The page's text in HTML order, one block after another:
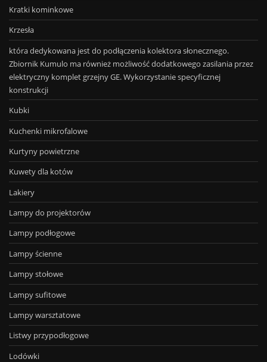
Kratki kominkowe
Krzesła
która dedykowana jest do podłączenia kolektora słonecznego.
Zbiornik Kumulo ma również możliwość dodatkowego zasilania przez
elektryczny komplet grzejny GE. Wykorzystanie specyficznej
konstrukcji
Kubki
Kuchenki mikrofalowe
Kurtyny powietrzne
Kuwety dla kotów
Lakiery
Lampy do projektorów
Lampy podłogowe
Lampy ścienne
Lampy stołowe
Lampy sufitowe
Lampy warsztatowe
Listwy przypodłogowe
Lodówki